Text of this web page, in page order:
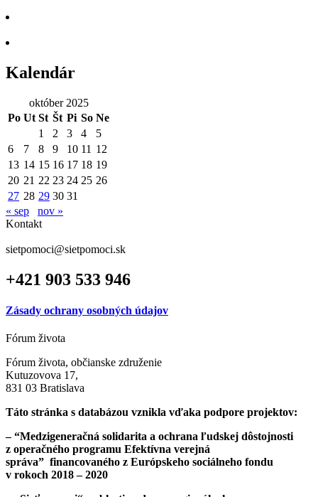
Kalendár
október 2025
Po Ut St Št Pi So Ne
1
2 3 4
5
6
7 8 9 10 11 12
13 14 15 16 17 18 19
20 21 22 23 24 25 26
27 28 29 30 31
« sep
nov »
Kontakt
sietpomoci@sietpomoci.sk
+421 903 533 946
Zásady ochrany osobných údajov
Fórum života
Fórum života, občianske združenie
Kutuzovova 17,
831 03 Bratislava
Táto stránka s databázou vznikla vďaka podpore projektov:
– “Medzigeneračná solidarita a ochrana ľudskej dôstojnosti
z operačného programu Efektívna verejná
správa” financovaného z Európskeho sociálneho fondu
v rokoch 2018 – 2020